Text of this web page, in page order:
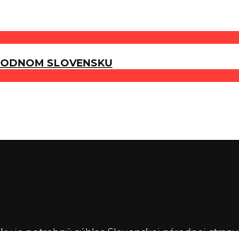
SLOVENSKU